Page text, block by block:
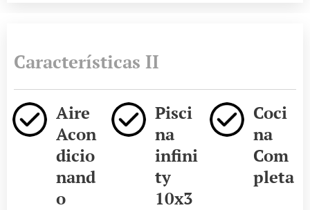
Características II
Aire
Acon
dicio
nand
o
Pisci
na
infini
ty
10x3
Coci
na
Com
pleta